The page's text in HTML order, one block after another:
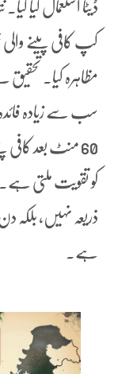
ڈیٹا استعمال کیا
کپ کافی پینے والی
مظاہرہ کیا۔
60 منٹ بعد
کو تقویت ملتی
ذریعہ نہیں، بلکہ دن
ہے۔